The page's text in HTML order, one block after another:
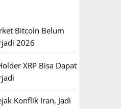
Bitcoin Belum
2026
XRP Bisa Dapat
Konflik Iran, Jadi